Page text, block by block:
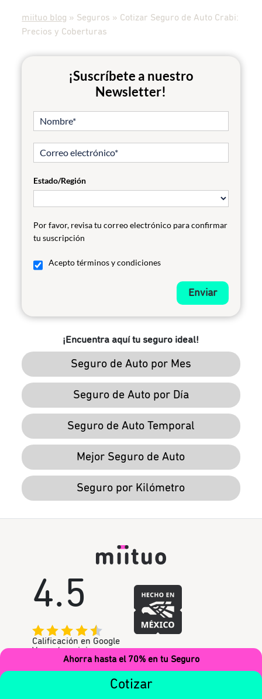
Ahorra hasta el 70% en tu Seguro
Cotizar
miituo blog » Seguros » Cotizar Seguro de Auto Crabi:
Precios y Coberturas
¡Suscríbete a nuestro
Newsletter!
Estado/Región
Por favor, revisa tu correo electrónico para confirmar
tu suscripción
Acepto términos y condiciones
Enviar
¡Encuentra aquí tu seguro ideal!
Seguro de Auto por Mes
Seguro de Auto por Día
Seguro de Auto Temporal
Mejor Seguro de Auto
Seguro por Kilómetro
4.5
Calificación en Google
Ver más opiniones.
Términos y
Condiciones.
Condiciones Generales.